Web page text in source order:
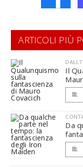
ARTICOLI PIÙ
Il
Da